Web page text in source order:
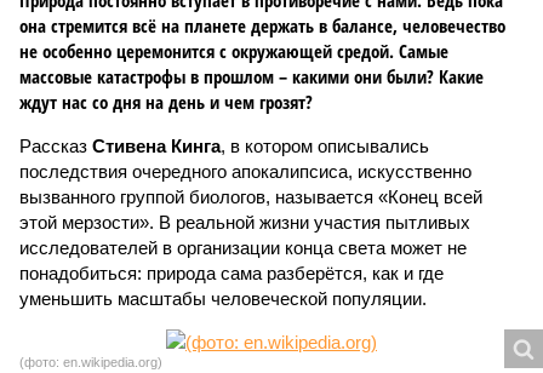
она стремится всё на планете держать в балансе, человечество
не особенно церемонится с окружающей средой. Самые
массовые катастрофы в прошлом – какими они были? Какие
ждут нас со дня на день и чем грозят?
Рассказ Стивена Кинга, в котором описывались
последствия очередного апокалипсиса, искусственно
вызванного группой биологов, называется «Конец всей
этой мерзости». В реальной жизни участия пытливых
исследователей в организации конца света может не
понадобиться: природа сама разберётся, как и где
уменьшить масштабы человеческой популяции.
(фото: en.wikipedia.org)